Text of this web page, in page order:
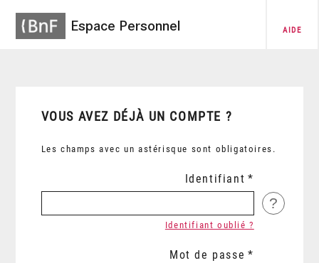
Espace Personnel AIDE
VOUS AVEZ DÉJÀ UN COMPTE ?
Les champs avec un astérisque sont obligatoires.
Identifiant
?
Identifiant oublié ?
Mot de passe